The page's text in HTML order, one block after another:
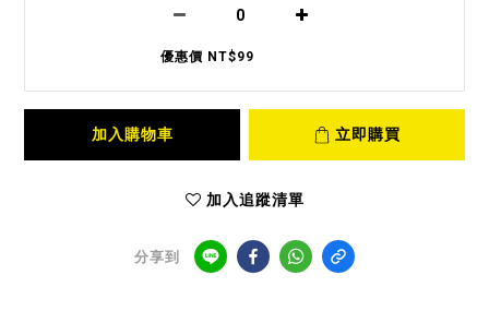
優惠價 NT$99
加入購物車 立即購買
加入追蹤清單
分享到